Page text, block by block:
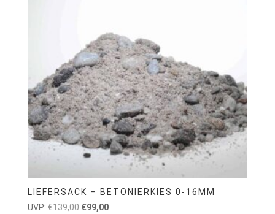
LIEFERSACK – BETONIERKIES 0-16MM
UVP: €139,00 Ursprünglicher
€99,00Aktueller